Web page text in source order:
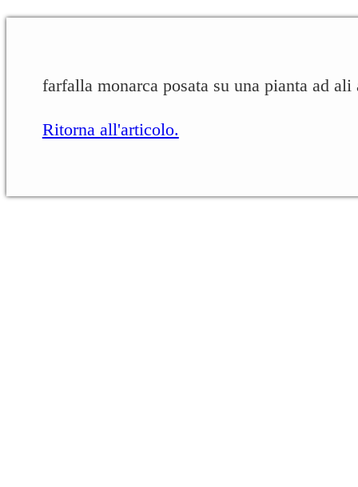
farfalla monarca posata su una pianta ad ali
Ritorna all'articolo.